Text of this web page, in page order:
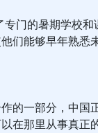
门的暑期学校
们能够早年熟悉
的一部分，中国
在那里从事真正